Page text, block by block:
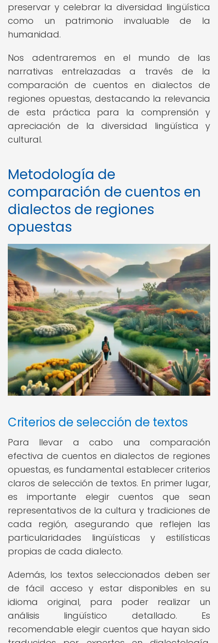
preservar y celebrar la diversidad lingüística
como un patrimonio invaluable de la
humanidad.
Nos adentraremos en el mundo de las
narrativas entrelazadas a través de la
comparación de cuentos en dialectos de
regiones opuestas, destacando la relevancia
de esta práctica para la comprensión y
apreciación de la diversidad lingüística y
cultural.
Metodología de
comparación de cuentos en
dialectos de regiones
opuestas
Criterios de selección de textos
Para llevar a cabo una comparación
efectiva de cuentos en dialectos de regiones
opuestas, es fundamental establecer criterios
claros de selección de textos. En primer lugar,
es importante elegir cuentos que sean
representativos de la cultura y tradiciones de
cada región, asegurando que reflejen las
particularidades lingüísticas y estilísticas
propias de cada dialecto.
Además, los textos seleccionados deben ser
de fácil acceso y estar disponibles en su
idioma original, para poder realizar un
análisis lingüístico detallado. Es
recomendable elegir cuentos que hayan sido